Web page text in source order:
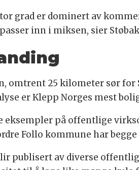
grad er dominert av
inn i miksen, sier
omtrent 25 kilometer sør
er Klepp Norges mest
eksempler på offentlige
Follo kommune har
publisert av diverse